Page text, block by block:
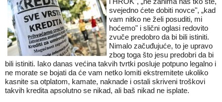
svejedno ćete dobiti novce", „kad
vam nitko ne želi posuditi, mi
hoćemo" i slični oglasi redovito
zvuče predobro da bi bili istiniti.
Nimalo začuđujuće, to je upravo
zbog toga što jesu predobri da bi
bili istiniti. Iako danas većina takvih tvrtki posluje potpuno legalno i
ne morate se bojati da će vam netko lomiti ekstremitete ukoliko
kasnite sa otplatom, kamate, naknade i ostali skriveni troškovi
takvih kredita apsolutno se nikad, ali baš nikad ne isplate.